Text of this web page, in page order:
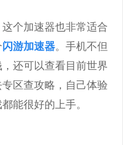
个加速器也非常适合
闪游加速器。手机不但
还可以查看目前世界
区查攻略，自己体验
能很好的上手。